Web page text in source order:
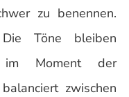
zu benennen.
Töne bleiben
im Moment der
zwischen